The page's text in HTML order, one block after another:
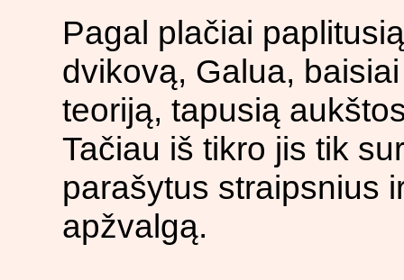
Pagal plačiai
dvikovą, Galua,
teoriją, tapusią
Tačiau iš tikro jis tik
parašytus straipsnius
apžvalgą.